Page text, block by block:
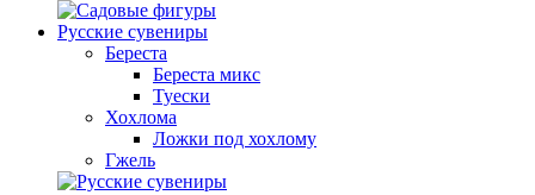
Русские сувениры
Береста
Береста микс
Туески
Хохлома
Ложки под хохлому
Гжель